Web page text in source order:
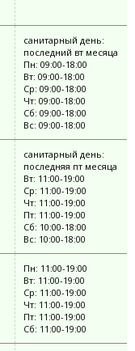
санитарный день:
последний вт месяца
Пн: 09:00-18:00
Вт: 09:00-18:00
Ср: 09:00-18:00
Чт: 09:00-18:00
Сб: 09:00-18:00
Вс: 09:00-18:00
санитарный день:
последняя пт месяца
Вт: 11:00-19:00
Ср: 11:00-19:00
Чт: 11:00-19:00
Пт: 11:00-19:00
Сб: 10:00-18:00
Вс: 10:00-18:00
Пн: 11:00-19:00
Вт: 11:00-19:00
Ср: 11:00-19:00
Чт: 11:00-19:00
Пт: 11:00-19:00
Сб: 11:00-19:00